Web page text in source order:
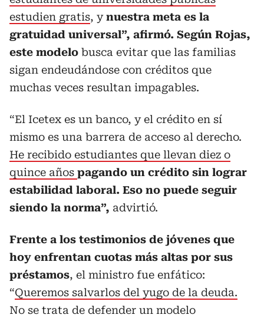
estudien gratis, ynuestra meta es la
gratuidad universal”, afirmó. Según Rojas,
este modelo busca evitar que las familias
sigan endeudándose con créditos que
muchas veces resultan impagables.
“El Icetex es un banco, y el crédito en sí
mismo es una barrera de acceso al derecho.
He recibido estudiantes que llevan diez o
quince años pagando un crédito sin lograr
estabilidad laboral. Eso no puede seguir
siendo la norma”, advirtió.
Frente a los testimonios de jóvenes que
hoy enfrentan cuotas más altas por sus
préstamos, el ministro fue enfático:
“Queremos salvarlos del yugo de la deuda.
No se trata de defender un modelo